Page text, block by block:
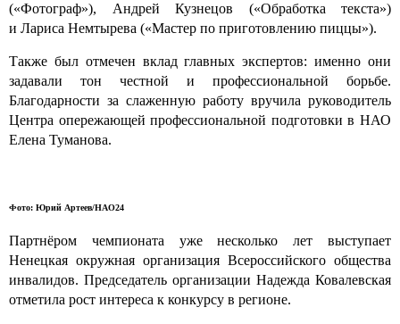
(«Фотограф»), Андрей Кузнецов («Обработка текста»)
и Лариса Немтырева («Мастер по приготовлению пиццы»).
Также был отмечен вклад главных экспертов: именно они
задавали тон честной и профессиональной борьбе.
Благодарности за слаженную работу вручила руководитель
Центра опережающей профессиональной подготовки в НАО
Елена Туманова.
Фото: Юрий Артеев/НАО24
Партнёром чемпионата уже несколько лет выступает
Ненецкая окружная организация Всероссийского общества
инвалидов. Председатель организации Надежда Ковалевская
отметила рост интереса к конкурсу в регионе.